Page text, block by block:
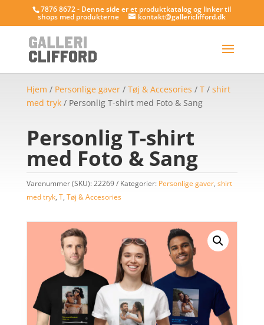
7876 8672 - Denne side er et produktkatalog og linker til
shops med produkterne kontakt@gallericlifford.dk
Hjem / Personlige gaver/ Tøj & Accesories / T/ shirt
med tryk/ Personlig T-shirt med Foto & Sang
Personlig T-shirt
med Foto & Sang
Varenummer (SKU):22269 Kategorier: Personlige gaver, shirt
med tryk, T, Tøj & Accesories